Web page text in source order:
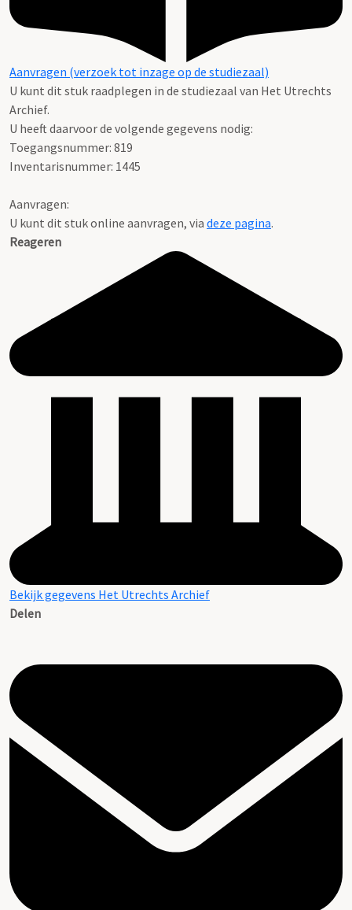
Aanvragen (verzoek tot inzage op de studiezaal)
U kunt dit stuk raadplegen in de studiezaal van Het Utrechts
Archief.
U heeft daarvoor de volgende gegevens nodig:
Toegangsnummer: 819
Inventarisnummer: 1445
Aanvragen:
U kunt dit stuk online aanvragen, via deze pagina.
Reageren
Bekijk gegevens Het Utrechts Archief
Delen